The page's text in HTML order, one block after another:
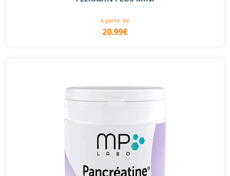
à partir de
20.99€